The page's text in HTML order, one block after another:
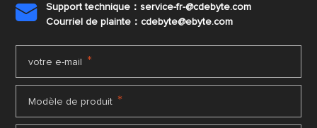

Support technique：service-fr-@cdebyte.com
Courriel de plainte：cdebyte@ebyte.com
votre e-mail *
Modèle de produit *